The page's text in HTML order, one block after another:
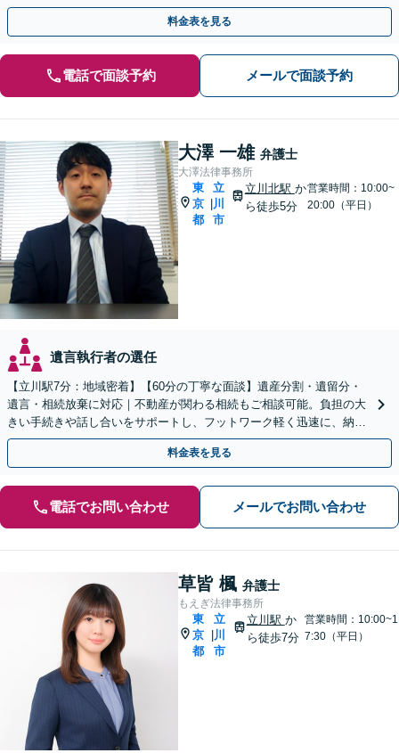
相談ください【初回相談無料】【オンライン相談可】
料金表を見る
電話で面談予約 メールで面談予約
大澤 一雄 弁護士
大澤法律事務所
東
京
都
立
川
市
立川北駅 か
ら徒歩5分
営業時間：10:00~
20:00（平日）
遺言執行者の選任
【立川駅7分：地域密着】【60分の丁寧な面談】遺産分割・遺留分・
遺言・相続放棄に対応｜不動産が関わる相続もご相談可能。負担の大
きい手続きや話し合いをサポートし、フットワーク軽く迅速に、納得
できる解決を目指します【電話・WEB相談可】
料金表を見る
電話でお問い合わせ メールでお問い合わせ
草皆 楓 弁護士
もえぎ法律事務所
東
京
都
立
川
市
立川駅 か
ら徒歩7分
営業時間：10:00~1
7:30（平日）